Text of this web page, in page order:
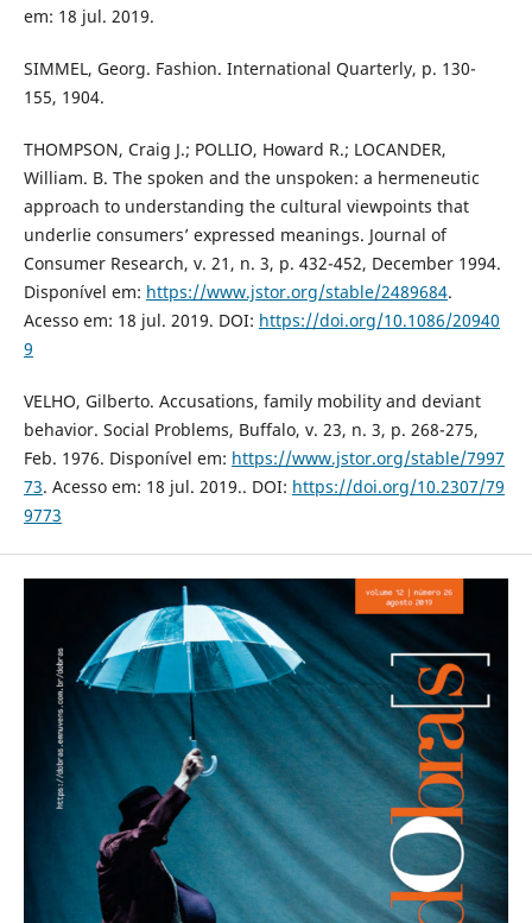
em: 18 jul. 2019.
SIMMEL, Georg. Fashion. International Quarterly, p. 130-
155, 1904.
THOMPSON, Craig J.; POLLIO, Howard R.; LOCANDER,
William. B. The spoken and the unspoken: a hermeneutic
approach to understanding the cultural viewpoints that
underlie consumers’ expressed meanings. Journal of
Consumer Research, v. 21, n. 3, p. 432-452, December 1994.
Disponível em: https://www.jstor.org/stable/2489684.
Acesso em: 18 jul. 2019. DOI: https://doi.org/10.1086/20940
9
VELHO, Gilberto. Accusations, family mobility and deviant
behavior. Social Problems, Buffalo, v. 23, n. 3, p. 268-275,
Feb. 1976. Disponível em: https://www.jstor.org/stable/7997
73. Acesso em: 18 jul. 2019.. DOI: https://doi.org/10.2307/79
9773